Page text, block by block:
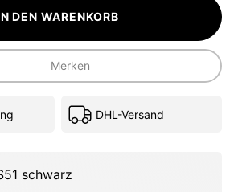
DEN WARENKORB
Merken
DHL-Versand
schwarz